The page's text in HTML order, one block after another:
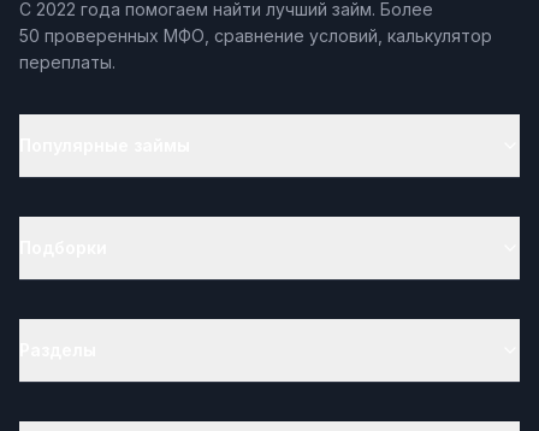
С 2022 года помогаем найти лучший займ. Более
50 проверенных МФО, сравнение условий, калькулятор
переплаты.